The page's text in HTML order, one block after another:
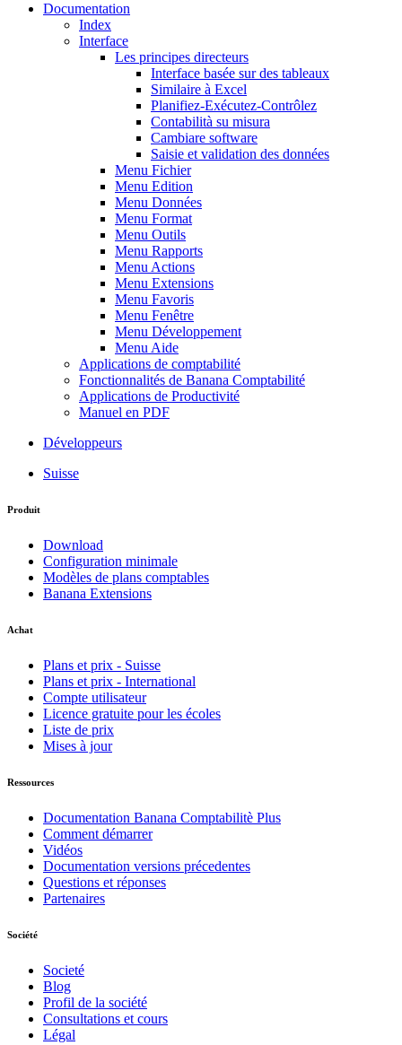
Documentation
Index
Interface
Les principes directeurs
Interface basée sur des tableaux
Similaire à Excel
Planifiez-Exécutez-Contrôlez
Contabilità su misura
Cambiare software
Saisie et validation des données
Menu Fichier
Menu Edition
Menu Données
Menu Format
Menu Outils
Menu Rapports
Menu Actions
Menu Extensions
Menu Favoris
Menu Fenêtre
Menu Développement
Menu Aide
Applications de comptabilité
Fonctionnalités de Banana Comptabilité
Applications de Productivité
Manuel en PDF
Développeurs
Suisse
Produit
Download
Configuration minimale
Modèles de plans comptables
Banana Extensions
Achat
Plans et prix - Suisse
Plans et prix - International
Compte utilisateur
Licence gratuite pour les écoles
Liste de prix
Mises à jour
Ressources
Documentation Banana Comptabilitè Plus
Comment démarrer
Vidéos
Documentation versions précedentes
Questions et réponses
Partenaires
Société
Societé
Blog
Profil de la société
Consultations et cours
Légal